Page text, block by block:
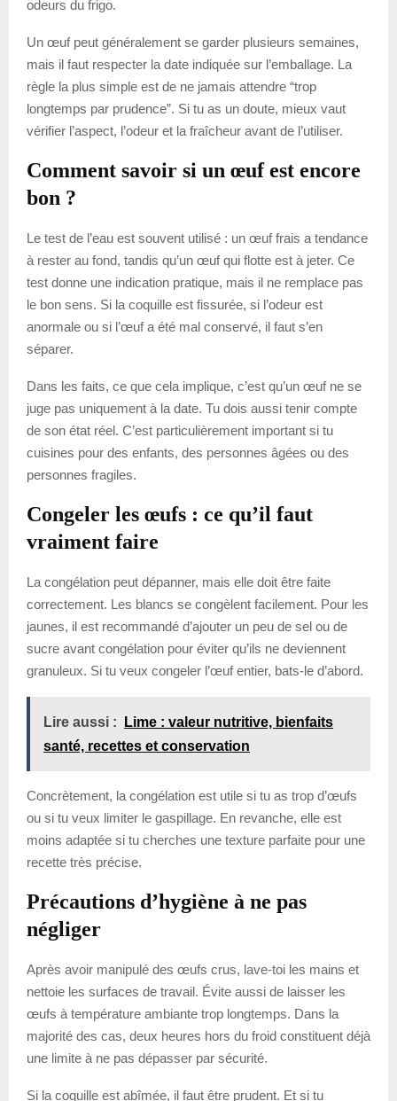
odeurs du frigo.
Un œuf peut généralement se garder plusieurs semaines,
mais il faut respecter la date indiquée sur l’emballage. La
règle la plus simple est de ne jamais attendre “trop
longtemps par prudence”. Si tu as un doute, mieux vaut
vérifier l’aspect, l’odeur et la fraîcheur avant de l’utiliser.
Comment savoir si un œuf est encore
bon ?
Le test de l’eau est souvent utilisé : un œuf frais a tendance
à rester au fond, tandis qu’un œuf qui flotte est à jeter. Ce
test donne une indication pratique, mais il ne remplace pas
le bon sens. Si la coquille est fissurée, si l’odeur est
anormale ou si l’œuf a été mal conservé, il faut s’en
séparer.
Dans les faits, ce que cela implique, c’est qu’un œuf ne se
juge pas uniquement à la date. Tu dois aussi tenir compte
de son état réel. C’est particulièrement important si tu
cuisines pour des enfants, des personnes âgées ou des
personnes fragiles.
Congeler les œufs : ce qu’il faut
vraiment faire
La congélation peut dépanner, mais elle doit être faite
correctement. Les blancs se congèlent facilement. Pour les
jaunes, il est recommandé d’ajouter un peu de sel ou de
sucre avant congélation pour éviter qu’ils ne deviennent
granuleux. Si tu veux congeler l’œuf entier, bats-le d’abord.
Lire aussi :
Lime : valeur nutritive, bienfaits
santé, recettes et conservation
Concrètement, la congélation est utile si tu as trop d’œufs
ou si tu veux limiter le gaspillage. En revanche, elle est
moins adaptée si tu cherches une texture parfaite pour une
recette très précise.
Précautions d’hygiène à ne pas
négliger
Après avoir manipulé des œufs crus, lave-toi les mains et
nettoie les surfaces de travail. Évite aussi de laisser les
œufs à température ambiante trop longtemps. Dans la
majorité des cas, deux heures hors du froid constituent déjà
une limite à ne pas dépasser par sécurité.
Si la coquille est abîmée, il faut être prudent. Et si tu